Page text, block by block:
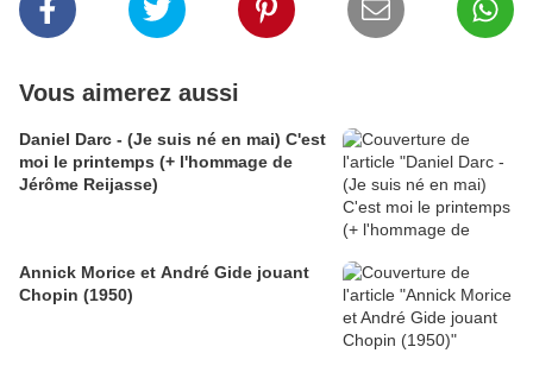
Vous aimerez aussi
Daniel Darc - (Je suis né en mai) C'est
moi le printemps (+ l'hommage de
Jérôme Reijasse)
Annick Morice et André Gide jouant
Chopin (1950)